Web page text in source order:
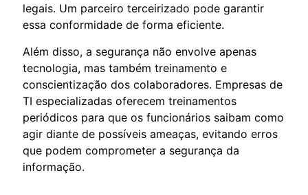
legais. Um parceiro terceirizado pode garantir
essa conformidade de forma eficiente.
Além disso, a segurança não envolve apenas
tecnologia, mas também treinamento e
conscientização dos colaboradores. Empresas de
TI especializadas oferecem treinamentos
periódicos para que os funcionários saibam como
agir diante de possíveis ameaças, evitando erros
que podem comprometer a segurança da
informação.